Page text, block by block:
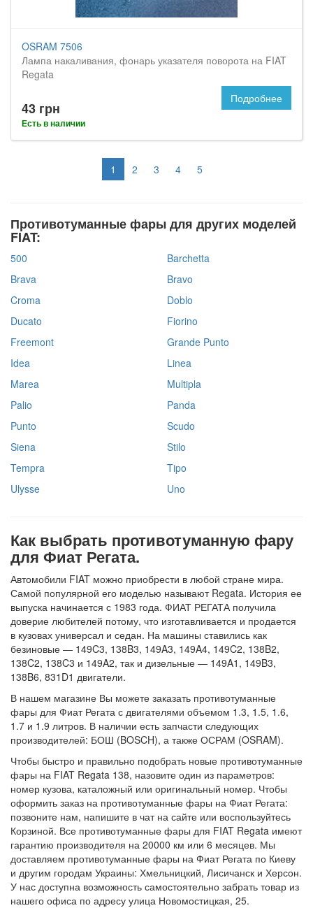
OSRAM 7506
Лампа накаливания, фонарь указателя поворота на FIAT
Regata
43 грн
Есть в наличии
Подробнее
1 2 3 4 5
Противотуманные фары для других моделей
FIAT:
500
Barchetta
Brava
Bravo
Croma
Doblo
Ducato
Fiorino
Freemont
Grande Punto
Idea
Linea
Marea
Multipla
Palio
Panda
Punto
Scudo
Siena
Stilo
Tempra
Tipo
Ulysse
Uno
Как выбрать противотуманную фару
для Фиат Регата.
Автомобили FIAT можно приобрести в любой стране мира.
Самой популярной его моделью называют Regata. История ее
выпуска начинается с 1983 года. ФИАТ РЕГАТА получила
доверие любителей потому, что изготавливается и продается
в кузовах универсал и седан. На машины ставились как
безиновые — 149C3, 138B3, 149A3, 149A4, 149C2, 138B2,
138C2, 138C3 и 149A2, так и дизельные — 149A1, 149B3,
138B6, 831D1 двигатели.
В нашем магазине Вы можете заказать противотуманные
фары для Фиат Регата с двигателями объемом 1.3, 1.5, 1.6,
1.7 и 1.9 литров. В наличии есть запчасти следующих
производителей: БОШ (BOSCH), а также ОСРАМ (OSRAM).
Чтобы быстро и правильно подобрать новые противотуманные
фары на FIAT Regata 138, назовите один из параметров:
номер кузова, каталожный или оригинальный номер. Чтобы
оформить заказ на противотуманные фары на Фиат Регата:
позвоните нам, напишите в чат на сайте или воспользуйтесь
Корзиной. Все противотуманные фары для FIAT Regata имеют
гарантию производителя на 20000 км или 6 месяцев. Мы
доставляем противотуманные фары на Фиат Регата по Киеву
и другим городам Украины: Хмельницкий, Лисичанск и Херсон.
У нас доступна возможность самостоятельно забрать товар из
нашего офиса по адресу улица Новомостицкая, 25.